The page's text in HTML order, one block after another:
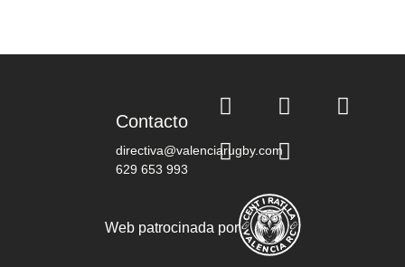
Contacto
directiva@valenciarugby.com
629 653 993
Web patrocinada por